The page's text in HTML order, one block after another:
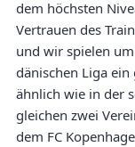
dem höchsten
Vertrauen des
und wir spielen
dänischen Liga
ähnlich wie in der
gleichen zwei
dem FC